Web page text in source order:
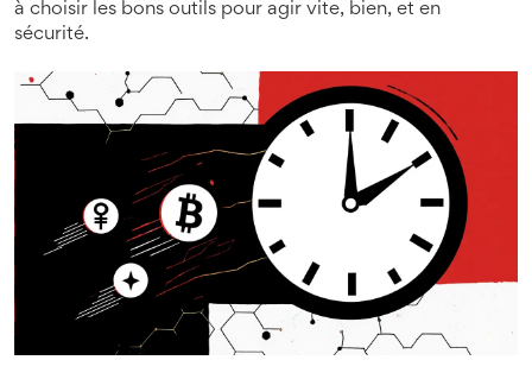
à choisir les bons outils pour agir vite, bien, et en
sécurité.